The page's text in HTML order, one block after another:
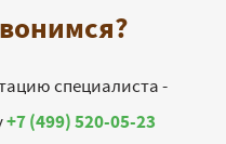
специалиста -
+7 (499) 520-05-23